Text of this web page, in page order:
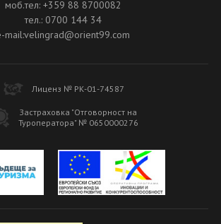
моб.тел: +359 88 8700082
тел.: 0700 144 34
mail:velingrad@orient99.com
Лиценз № РК-01-74587
Застраховка "Отговорност на
Туроператора" № 0650000276